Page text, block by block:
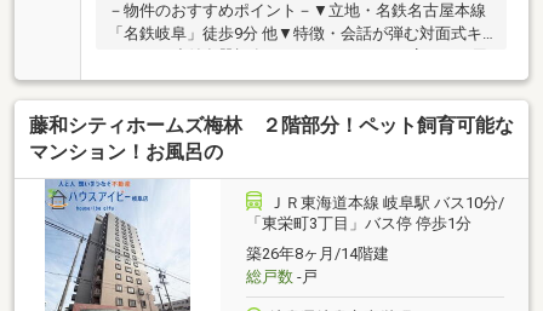
－物件のおすすめポイント－▼立地・名鉄名古屋本線
「名鉄岐阜」徒歩9分 他▼特徴・会話が弾む対面式キ
途に合わせた収納有・南向きバルコニーにスロップシ
ンクを設置・ハンズフリー携帯機でエントランス・玄
関の解錠可能・ダストシューターサービス有・ペット
飼育可能(細則有)▼設備・床暖房(LD一部)・食洗機・
境・マックスバリュ岐阜元町店 徒歩5分(約400m)■ ご
希望の住まい探しをお手伝いします ━━━━━・・・
物件の詳細・ご相談はお気軽にお問い合わせくださ
い。
藤和シティホームズ梅林 ２階部分！ペット飼育可能な
マンション！お風呂の
ＪＲ東海道本線 岐阜駅 バス10分/
「東栄町3丁目」バス停 停歩1分
築26年8ヶ月/14階建
総戸数-戸